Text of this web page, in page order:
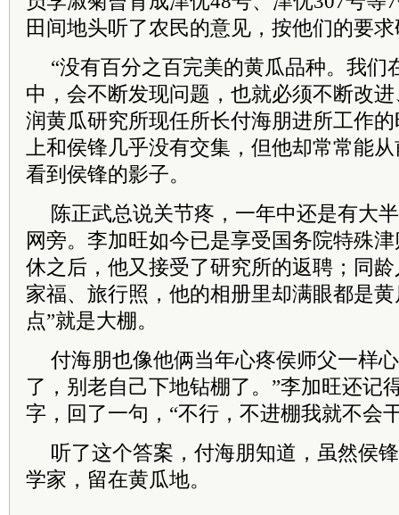
田间地头听了农民的意见，按他们的要
“没有百分之百完美的黄瓜品种。我们
中，会不断发现问题，也就必须不断改
润黄瓜研究所现任所长付海朋进所工作
上和侯锋几乎没有交集，但他却常常能
看到侯锋的影子。
陈正武总说关节疼，一年中还是有大
网旁。李加旺如今已是享受国务院特殊
休之后，他又接受了研究所的返聘；同
家福、旅行照，他的相册里却满眼都是
点”就是大棚。
付海朋也像他俩当年心疼侯师父一样
了，别老自己下地钻棚了。”李加旺还记
字，回了一句，“不行，不进棚我就不会
听了这个答案，付海朋知道，虽然侯
学家，留在黄瓜地。